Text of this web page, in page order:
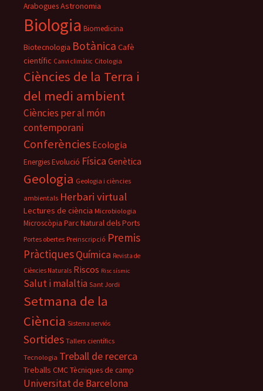
AraboguesAstronomia
Biologia Biomedicina
Biotecnologia Botànica Cafè
científic Canvi climàtic Citologia
Ciències de la Terra i
del medi ambient
Ciències per al món
contemporani
Conferències Ecologia
EnergiesEvolució Física Genètica
Geologia Geologia i ciències
ambientals Herbari virtual
Lectures de ciència Microbiologia
Microscòpia Parc Natural dels Ports
Portes obertes Preinscripció Premis
PràctiquesQuímica Revista de
Ciències Naturals Riscos Risc sísmic
Salut i malaltia Sant Jordi
Setmana de la
Ciència Sistema nerviós
SortidesTallers científics
Tecnologia Treball de recerca
Treballs CMCTècniques de camp
Universitat de Barcelona